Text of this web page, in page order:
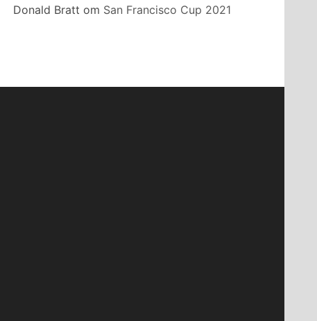
Donald Bratt om San Francisco Cup 2021